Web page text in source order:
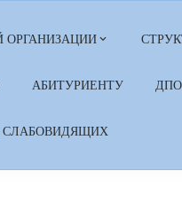
ОРГАНИЗАЦИИ
АБИТУРИЕНТУ ДПО
СЛАБОВИДЯЩИХ